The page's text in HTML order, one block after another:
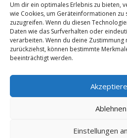
Um dir ein optimales Erlebnis zu bieten,
wie Cookies, um Geräteinformationen
zuzugreifen. Wenn du diesen
Daten wie das Surfverhalten oder
verarbeiten. Wenn du deine
zurückziehst, können bestimmte
beeinträchtigt werden.
Ablehnen
Einstellungen
VORHERIGER ARTIKEL
Monteurzimmer
Glashütte
Messezimmer –
Mehr als 14 aktive
Montagearbeiter.